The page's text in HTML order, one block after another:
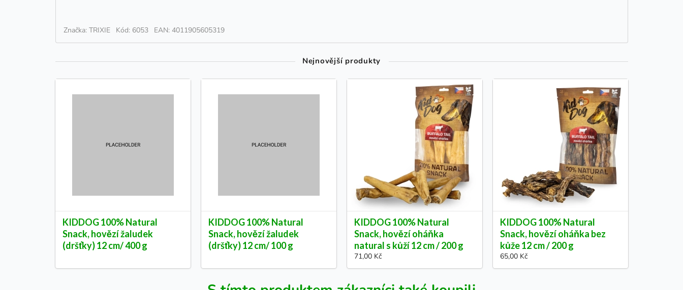
Značka: TRIXIE Kód: 6053 EAN: 4011905605319
Nejnovější produkty
KIDDOG 100% Natural
Snack, hovězí žaludek
(dršťky) 12 cm/ 400 g
KIDDOG 100% Natural
Snack, hovězí žaludek
(dršťky) 12 cm/ 100 g
KIDDOG 100% Natural
Snack, hovězí oháňka
natural s kůží 12 cm / 200 g
71,00 Kč
KIDDOG 100% Natural
Snack, hovězí oháňka bez
kůže 12 cm / 200 g
65,00 Kč